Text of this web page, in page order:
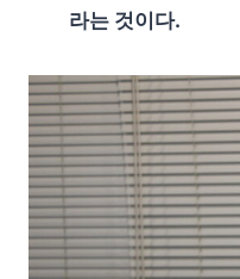
라는 것이다.